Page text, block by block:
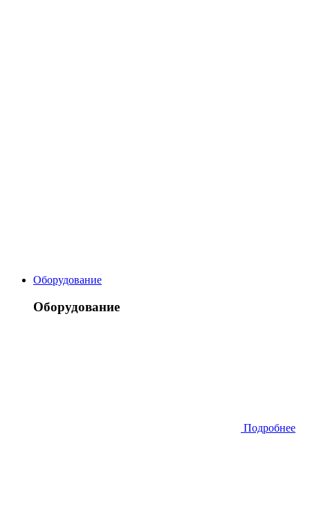
Оборудование
Оборудование
Подробнее